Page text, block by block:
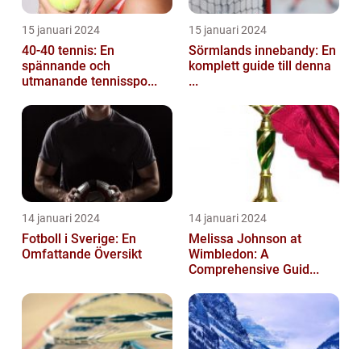
15 januari 2024
40-40 tennis: En
spännande och
utmanande tennisspo...
15 januari 2024
Sörmlands innebandy: En
komplett guide till denna
...
14 januari 2024
Fotboll i Sverige: En
Omfattande Översikt
14 januari 2024
Melissa Johnson at
Wimbledon: A
Comprehensive Guid...